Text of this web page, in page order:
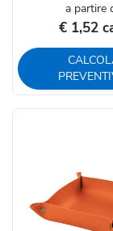
a partire
€ 1,52